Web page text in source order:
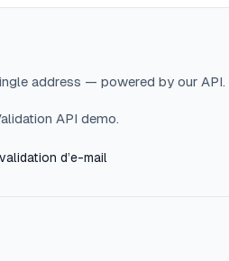
address — powered by our API.
API demo.
d’e-mail